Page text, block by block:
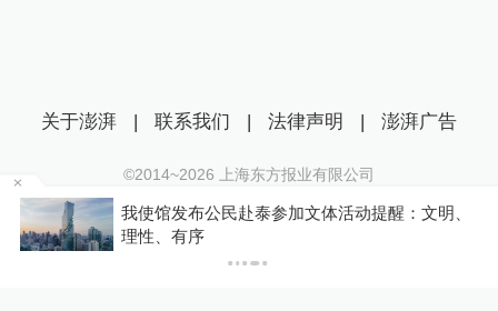
提醒：文明、
台风“白海豚”将正面“袭击”贯穿浙江
关于澎湃 | 联系我们 | 法律声明 | 澎湃广告
©2014~2026 上海东方报业有限公司
沪ICP证：沪B2-20170116 | 沪ICP备14003370号
互联网新闻信息服务许可证：31120170006
沪公网安备 31010602000299号